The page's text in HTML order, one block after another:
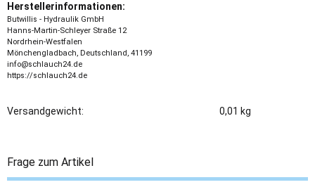
Herstellerinformationen:
Butwillis - Hydraulik GmbH
Hanns-Martin-Schleyer Straße 12
Nordrhein-Westfalen
Mönchengladbach, Deutschland, 41199
info@schlauch24.de
https://schlauch24.de
Versandgewicht: 0,01 kg
Frage zum Artikel